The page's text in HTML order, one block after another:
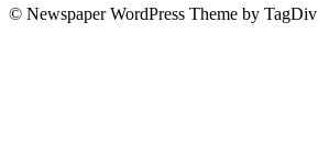
© Newspaper WordPress Theme by TagDiv